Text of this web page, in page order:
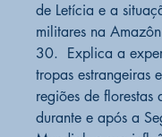
de Letícia e a
militares na
30. Explica a
tropas estrangeiras
regiões de florestas
durante e após a